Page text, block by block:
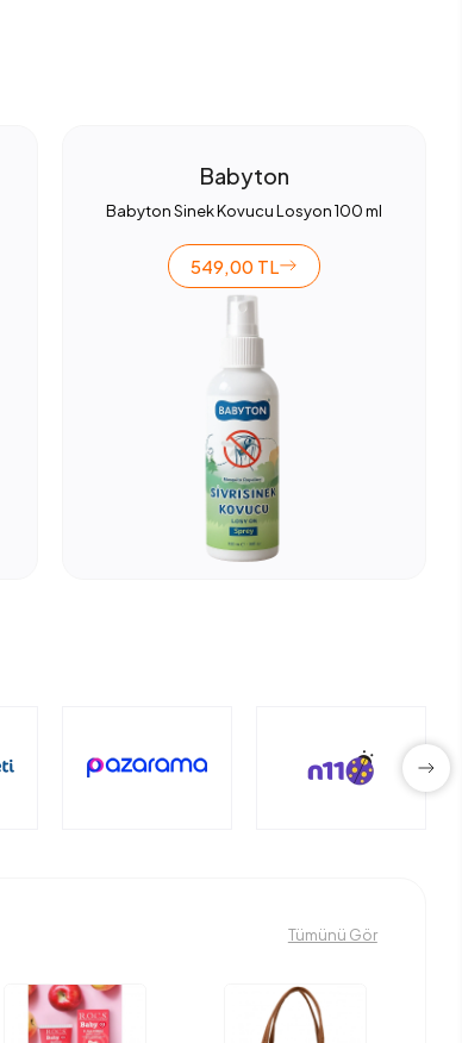
Babyton
Babyton Sinek Kovucu Losyon 100 ml
549,00 TL
Tümünü Gör